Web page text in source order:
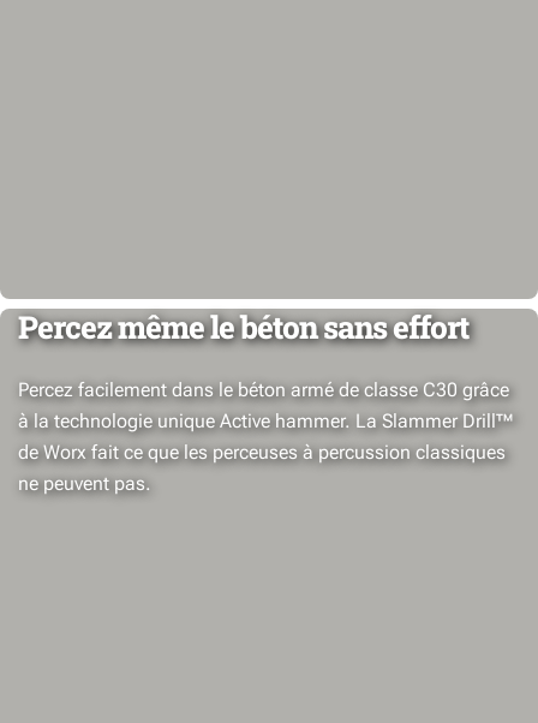
Percez même le béton sans effort
Percez facilement dans le béton armé de classe C30 grâce
à la technologie unique Active hammer. La Slammer Drill™
de Worx fait ce que les perceuses à percussion classiques
ne peuvent pas.